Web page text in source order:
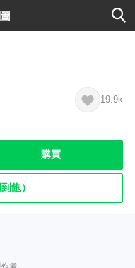
19.9k
購買
飽）
者。